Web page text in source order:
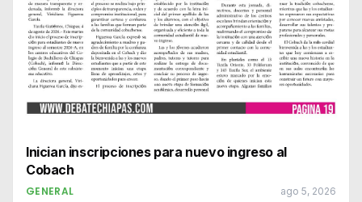
Inician inscripciones para nuevo ingreso al
Cobach
GENERAL ago 5, 2026